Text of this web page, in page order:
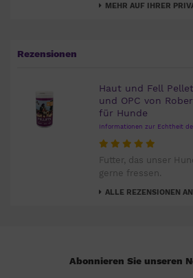
MEHR AUF IHRER
Rezensionen
Haut und Fell
und OPC von
für Hunde
Informationen zur Echtheit
Futter, das unser
gerne fressen.
ALLE REZENSIONEN
Abonnieren Sie unseren